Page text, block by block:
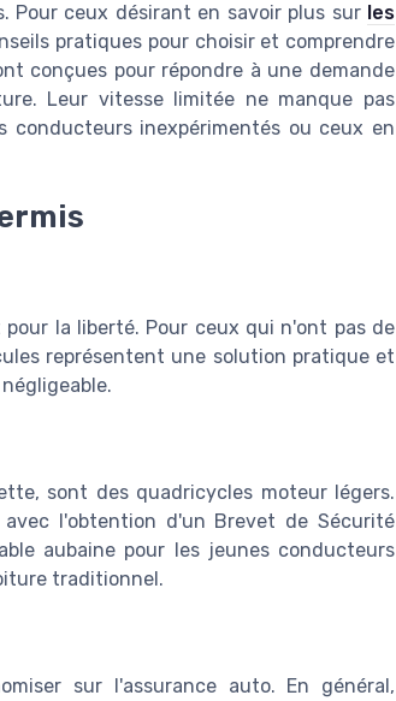
Pour ceux désirant en savoir plus sur les
pratiques pour choisir et comprendre
conçues pour répondre à une demande
Leur vitesse limitée ne manque pas
conducteurs inexpérimentés ou ceux en
la liberté. Pour ceux qui n'ont pas de
représentent une solution pratique et
sont des quadricycles moteur légers.
l'obtention d'un Brevet de Sécurité
aubaine pour les jeunes conducteurs
traditionnel.
sur l'assurance auto. En général,